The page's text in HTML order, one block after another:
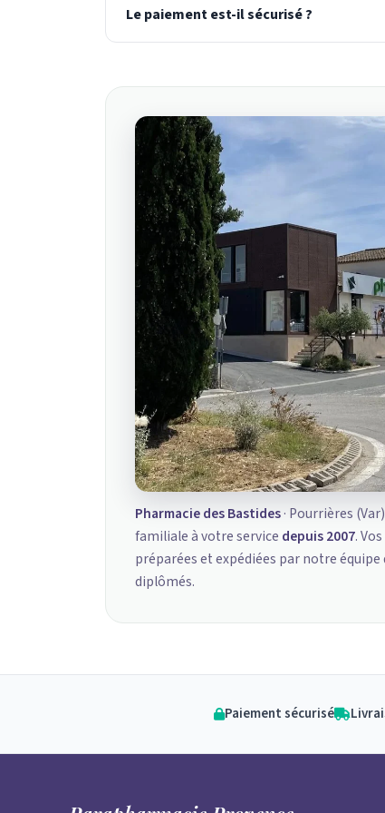
Le paiement est-il sécurisé ?
Pharmacie des Bastides· Pourrières
familiale à votre service depuis 2007.
préparées et expédiées par notre
diplômés.
Paiement sécurisé